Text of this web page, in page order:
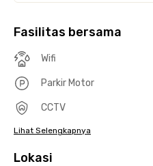
Fasilitas bersama
Wifi
Parkir Motor
CCTV
Lihat Selengkapnya
Lokasi